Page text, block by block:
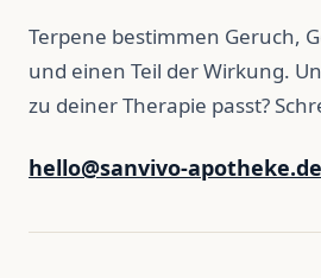
Terpene bestimmen Geruch,
und einen Teil der Wirkung.
zu deiner Therapie passt?
hello@sanvivo-apotheke.de